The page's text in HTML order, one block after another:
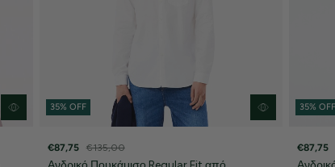
35% OFF
€87,75 €135,00
35%
€87,75